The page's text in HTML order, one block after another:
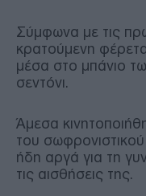
Σύμφωνα με τις
κρατούμενη
μέσα στο μπάνιο
σεντόνι.
Άμεσα
του
ήδη αργά για τη
τις αισθήσεις της.